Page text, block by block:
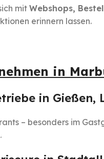
mit Webshops,
erinnern lassen.
in
in Gießen,
– besonders im